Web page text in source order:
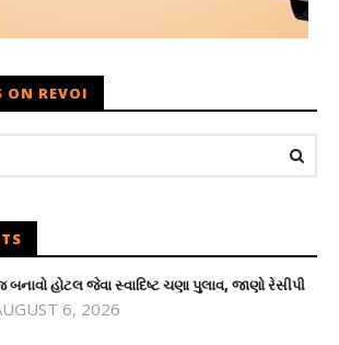
ON REVOI
બનાવો હોટલ જેવા સ્વાદિષ્ટ ચણા પુલાવ, જાણો રેસીપી
6, 2026